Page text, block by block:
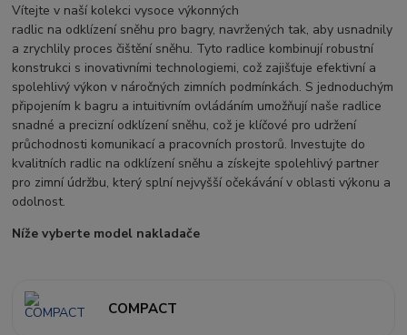
Vítejte v naší kolekci vysoce výkonných
radlic na odklízení sněhu pro bagry, navržených tak, aby usnadnily
a zrychlily proces čištění sněhu. Tyto radlice kombinují robustní
konstrukci s inovativními technologiemi, což zajišťuje efektivní a
spolehlivý výkon v náročných zimních podmínkách. S jednoduchým
připojením k bagru a intuitivním ovládáním umožňují naše radlice
snadné a precizní odklízení sněhu, což je klíčové pro udržení
průchodnosti komunikací a pracovních prostorů. Investujte do
kvalitních radlic na odklízení sněhu a získejte spolehlivý partner
pro zimní údržbu, který splní nejvyšší očekávání v oblasti výkonu a
odolnost.
Níže vyberte model nakladače
COMPACT